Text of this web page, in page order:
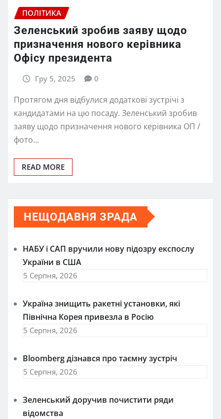
ПОЛІТИКА
Зеленський зробив заяву щодо
призначення нового керівника
Офісу президента
Гру 5, 2025 0
Протягом дня відбулися додаткові зустрічі з
кандидатами на цю посаду. Зеленський зробив
заяву щодо призначення нового керівника ОП /
фото…
READ MORE
НЕЩОДАВНЯ ЗРАДА
НАБУ і САП вручили нову підозру експослу
України в США
5 Серпня, 2026
Україна знищить ракетні установки, які
Північна Корея привезла в Росію
5 Серпня, 2026
Bloomberg дізнався про таємну зустріч
5 Серпня, 2026
Зеленський доручив почистити ряди
відомства